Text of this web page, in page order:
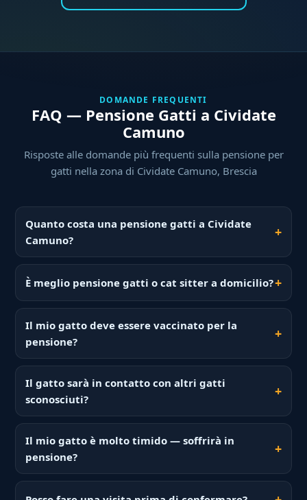
DOMANDE FREQUENTI
FAQ — Pensione Gatti a Cividate
Camuno
Risposte alle domande più frequenti sulla pensione per
gatti nella zona di Cividate Camuno, Brescia
Quanto costa una pensione gatti a Cividate
Camuno?
È meglio pensione gatti o cat sitter a domicilio?
Il mio gatto deve essere vaccinato per la
pensione?
Il gatto sarà in contatto con altri gatti
sconosciuti?
Il mio gatto è molto timido — soffrirà in
pensione?